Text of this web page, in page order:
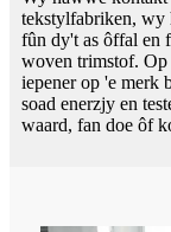
tekstylfabriken, wy
fûn dy't as ôffal en
woven trimstof.
iepener op 'e merk
soad enerzjy en
waard, fan doe ôf